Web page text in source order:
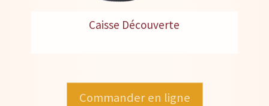
Caisse Découverte
Commander en ligne